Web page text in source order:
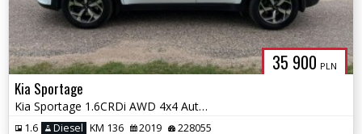
35 900 PLN
Kia Sportage
Kia Sportage 1.6CRDi AWD 4x4 Automat Euro 6
1.6 Diesel KM 136 2019 228055